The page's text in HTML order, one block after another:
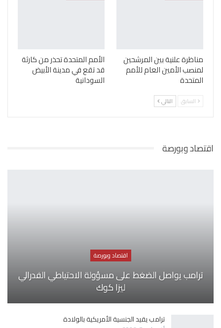
مناظرة علنية بين المرشحين
لمنصب الأمين العام للأمم
المتحدة
الأمم المتحدة تحذر من كارثة
قد تقع في مدينة الأبيض
السودانية
السابق التالي
اقتصاد وبورصة
اقتصاد وبورصة
ترامب يواصل الضغط على مسؤولة الاحتياطي الفدرالي
ليزا كوك
ترامب يقيد الجنسية الأمريكية بالولادة